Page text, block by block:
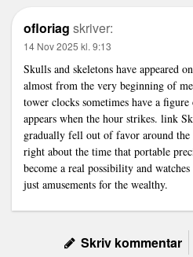
ofloriag skriver:
14 Nov 2025 kl. 9:13
Skulls and skeletons have appeared
almost from the very beginning of
tower clocks sometimes have a
appears when the hour strikes. link
gradually fell out of favor around
right about the time that portable
become a real possibility and
just amusements for the wealthy.
Skriv kommentar